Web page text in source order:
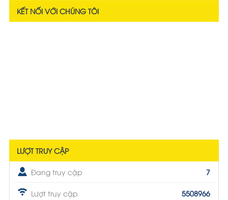
KẾT NỐI VỚI CHÚNG TÔI
LƯỢT TRUY CẬP
Đang truy cập 7
Lượt truy cập 5508966